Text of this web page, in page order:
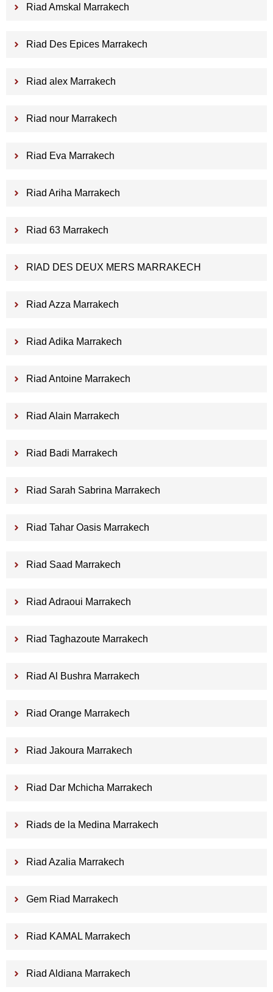
Riad Amskal Marrakech
Riad Des Epices Marrakech
Riad alex Marrakech
Riad nour Marrakech
Riad Eva Marrakech
Riad Ariha Marrakech
Riad 63 Marrakech
RIAD DES DEUX MERS MARRAKECH
Riad Azza Marrakech
Riad Adika Marrakech
Riad Antoine Marrakech
Riad Alain Marrakech
Riad Badi Marrakech
Riad Sarah Sabrina Marrakech
Riad Tahar Oasis Marrakech
Riad Saad Marrakech
Riad Adraoui Marrakech
Riad Taghazoute Marrakech
Riad Al Bushra Marrakech
Riad Orange Marrakech
Riad Jakoura Marrakech
Riad Dar Mchicha Marrakech
Riads de la Medina Marrakech
Riad Azalia Marrakech
Gem Riad Marrakech
Riad KAMAL Marrakech
Riad Aldiana Marrakech